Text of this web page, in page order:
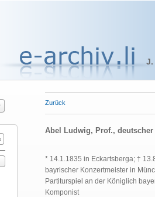
J.
Zurück
Abel Ludwig, Prof., deutscher
* 14.1.1835 in Eckartsberga; †
bayrischer Konzertmeister in
Partiturspiel an der Königlich
Komponist